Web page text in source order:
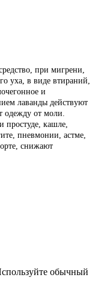
при мигрени,
уха, в виде втираний,
и
лаванды действуют
одежду от моли.
простуде, кашле,
пневмонии, астме,
снижают
обычный